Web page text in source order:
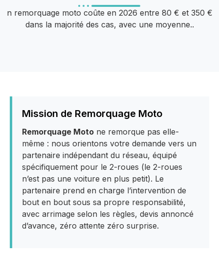
n remorquage moto coûte en 2026 entre 80 € et 350 €
dans la majorité des cas, avec une moyenne..
Mission de Remorquage Moto
Remorquage Moto ne remorque pas elle-
même : nous orientons votre demande vers un
partenaire indépendant du réseau, équipé
spécifiquement pour le 2-roues (le 2-roues
n’est pas une voiture en plus petit). Le
partenaire prend en charge l’intervention de
bout en bout sous sa propre responsabilité,
avec arrimage selon les règles, devis annoncé
d’avance, zéro attente zéro surprise.